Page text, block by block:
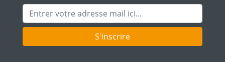
Adresse mail
S'inscrire